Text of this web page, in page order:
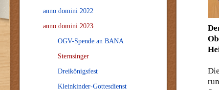
anno domini 2022
anno domini 2023
OGV-Spende an BANA
Sternsinger
Dreikönigsfest
Kleinkinder-Gottesdienst